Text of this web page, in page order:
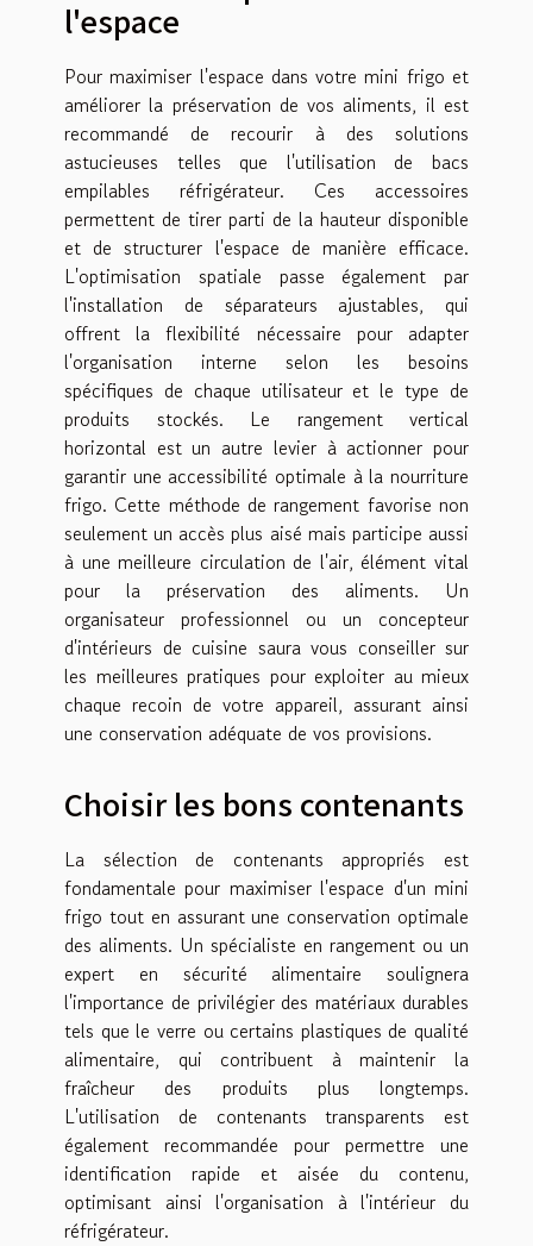
l'espace
Pour maximiser l'espace dans votre mini frigo et
améliorer la préservation de vos aliments, il est
recommandé de recourir à des solutions
astucieuses telles que l'utilisation de bacs
empilables réfrigérateur. Ces accessoires
permettent de tirer parti de la hauteur disponible
et de structurer l'espace de manière efficace.
L'optimisation spatiale passe également par
l'installation de séparateurs ajustables, qui
offrent la flexibilité nécessaire pour adapter
l'organisation interne selon les besoins
spécifiques de chaque utilisateur et le type de
produits stockés. Le rangement vertical
horizontal est un autre levier à actionner pour
garantir une accessibilité optimale à la nourriture
frigo. Cette méthode de rangement favorise non
seulement un accès plus aisé mais participe aussi
à une meilleure circulation de l'air, élément vital
pour la préservation des aliments. Un
organisateur professionnel ou un concepteur
d'intérieurs de cuisine saura vous conseiller sur
les meilleures pratiques pour exploiter au mieux
chaque recoin de votre appareil, assurant ainsi
une conservation adéquate de vos provisions.
Choisir les bons contenants
La sélection de contenants appropriés est
fondamentale pour maximiser l'espace d'un mini
frigo tout en assurant une conservation optimale
des aliments. Un spécialiste en rangement ou un
expert en sécurité alimentaire soulignera
l'importance de privilégier des matériaux durables
tels que le verre ou certains plastiques de qualité
alimentaire, qui contribuent à maintenir la
fraîcheur des produits plus longtemps.
L'utilisation de contenants transparents est
également recommandée pour permettre une
identification rapide et aisée du contenu,
optimisant ainsi l'organisation à l'intérieur du
réfrigérateur.